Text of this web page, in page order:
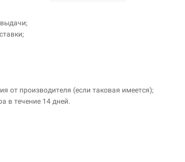
от производителя (если таковая имеется);
в течение 14 дней.